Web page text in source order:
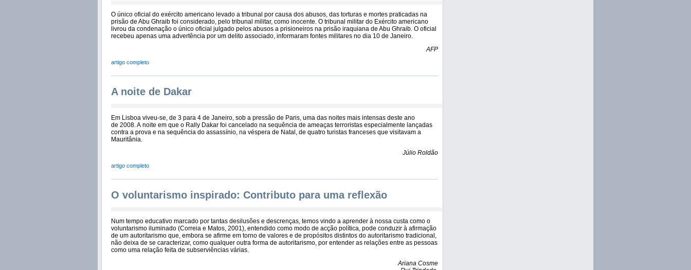
O único oficial do exército americano levado a tribunal por causa dos abusos, das torturas e mortes praticadas na
prisão de Abu Ghraib foi considerado, pelo tribunal militar, como inocente. O tribunal militar do Exército americano
livrou da condenação o único oficial julgado pelos abusos a prisioneiros na prisão iraquiana de Abu Ghraib. O oficial
recebeu apenas uma advertência por um delito associado, informaram fontes militares no dia 10 de Janeiro.
AFP
artigo completo
A noite de Dakar
Em Lisboa viveu-se, de 3 para 4 de Janeiro, sob a pressão de Paris, uma das noites mais intensas deste ano
de 2008. A noite em que o Rally Dakar foi cancelado na sequência de ameaças terroristas especialmente lançadas
contra a prova e na sequência do assassínio, na véspera de Natal, de quatro turistas franceses que visitavam a
Mauritânia.
Júlio Roldão
artigo completo
O voluntarismo inspirado: Contributo para uma reflexão
Num tempo educativo marcado por tantas desilusões e descrenças, temos vindo a aprender à nossa custa como o
voluntarismo iluminado (Correia e Matos, 2001), entendido como modo de acção política, pode conduzir à afirmação
de um autoritarismo que, embora se afirme em torno de valores e de propósitos distintos do autoritarismo tradicional,
não deixa de se caracterizar, como qualquer outra forma de autoritarismo, por entender as relações entre as pessoas
como uma relação feita de subserviências várias.
Ariana Cosme